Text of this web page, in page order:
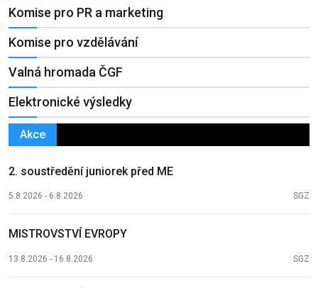
Komise pro PR a marketing
Komise pro vzdělávání
Valná hromada ČGF
Elektronické výsledky
Akce
2. soustředění juniorek před ME
5.8.2026 - 6.8.2026 SGZ
MISTROVSTVÍ EVROPY
13.8.2026 - 16.8.2026 SGZ